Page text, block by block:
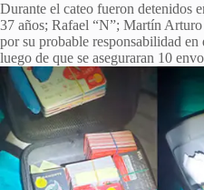
Durante el cateo fueron detenidos
37 años; Rafael “N”; Martín
por su probable responsabilidad
luego de que se aseguraran 10